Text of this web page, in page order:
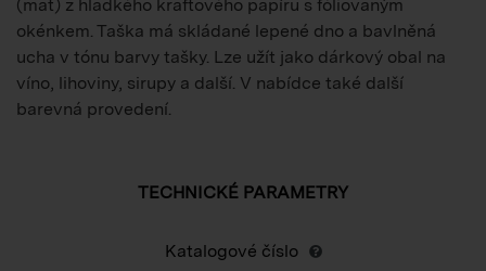
(mat) z hladkého kraftového papíru s fóliovaným
okénkem. Taška má skládané lepené dno a bavlněná
ucha v tónu barvy tašky. Lze užít jako dárkový obal na
víno, lihoviny, sirupy a další. V nabídce také další
barevná provedení.
TECHNICKÉ PARAMETRY
Katalogové číslo